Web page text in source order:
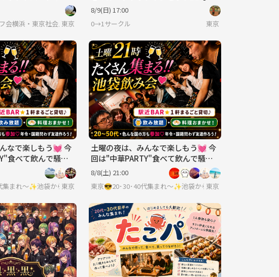
。は必見 ※英語喋れなくてもご参加いただけます。
食べ飲み放題社会
会横浜・東京社会人サークル
東京
ーティー🌅🍻
8/9(日) 17:00
0→1サークル
東京
なで楽しもう💓 今
食べて飲んで騒い
み放＋楽しみ放題
東京
土曜の夜は、みんなで楽しもう💓 今
回は"中華PARTY"食べて飲んで騒い
で楽しもう 💓 飲み放＋楽しみ放題
8/8(土) 21:00
東京